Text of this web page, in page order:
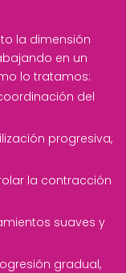
la dimensión
en un
lo tratamos:
del
progresiva,
la contracción
suaves y
gradual,